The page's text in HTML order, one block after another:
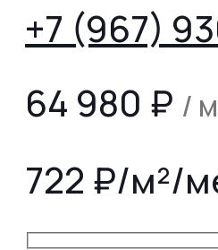
+7 (967)
64 980 ₽ /
722 ₽/м²/